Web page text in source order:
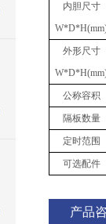
内胆尺寸
外形尺寸
公称容积
隔板数量
定时范围
可选配件
产品